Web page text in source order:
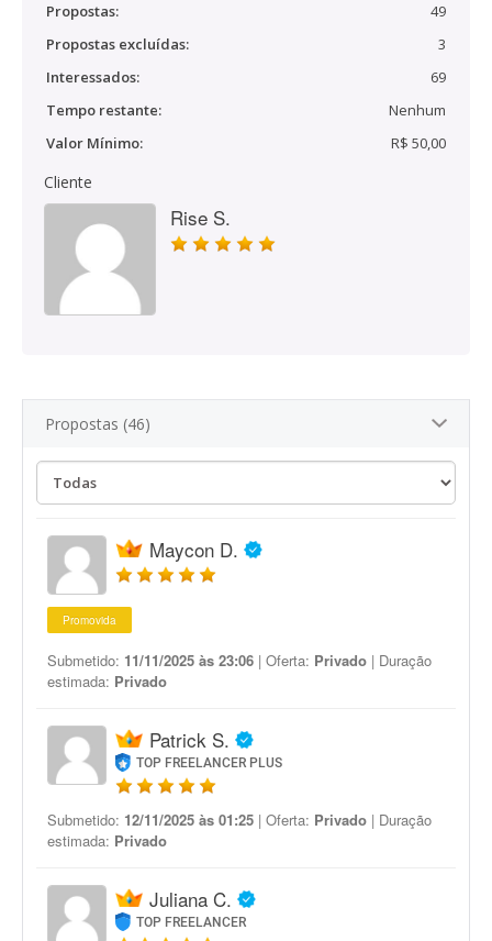
Propostas:
49
Propostas excluídas:
3
Interessados:
69
Tempo restante:
Nenhum
Valor Mínimo:
R$ 50,00
Cliente
Rise S.
Propostas (46)
Maycon D.
Promovida
Submetido: 11/11/2025 às 23:06 | Oferta: Privado | Duração
estimada: Privado
Patrick S.
TOP FREELANCER PLUS
Submetido: 12/11/2025 às 01:25 | Oferta: Privado | Duração
estimada: Privado
Juliana C.
TOP FREELANCER